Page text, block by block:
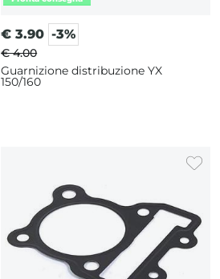
€ 3.90 -3%
€ 4.00
Guarnizione distribuzione YX
150/160